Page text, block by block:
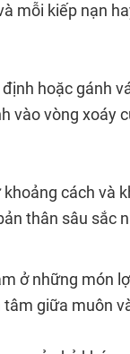
mỗi kiếp nạn
hoặc gánh
vào vòng xoáy
cách và
thân sâu sắc
ở những món
giữa muôn